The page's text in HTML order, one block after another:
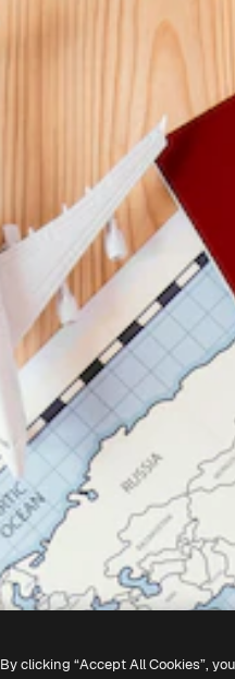
By clicking “Accept All Cookies”,